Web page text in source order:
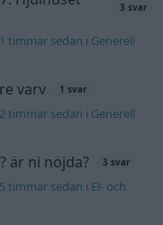
fel
för 19 timmar sedani
timmar sedan iEl- och